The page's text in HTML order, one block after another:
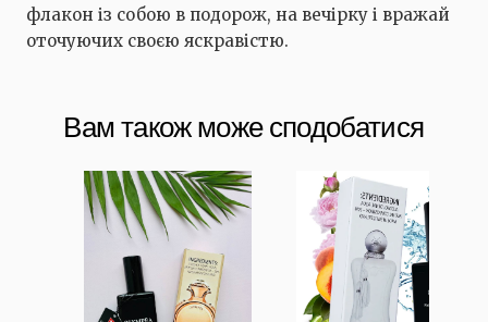
флакон із собою в подорож, на вечірку і вражай
оточуючих своєю яскравістю.
Вам також може сподобатися